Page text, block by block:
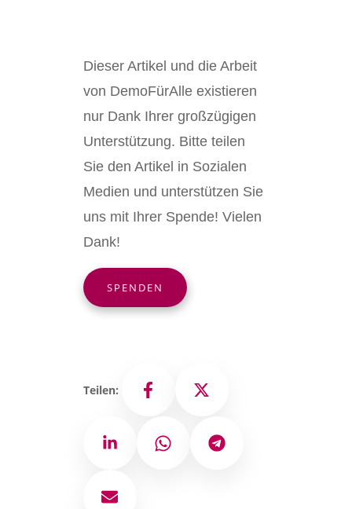
Dieser Artikel und die Arbeit
von DemoFürAlle existieren
nur Dank Ihrer großzügigen
Unterstützung. Bitte teilen
Sie den Artikel in Sozialen
Medien und unterstützen Sie
uns mit Ihrer Spende! Vielen
Dank!
SPENDEN
Teilen: Facebook X
LinkedIn WhatsAppTelegram
E-Mail